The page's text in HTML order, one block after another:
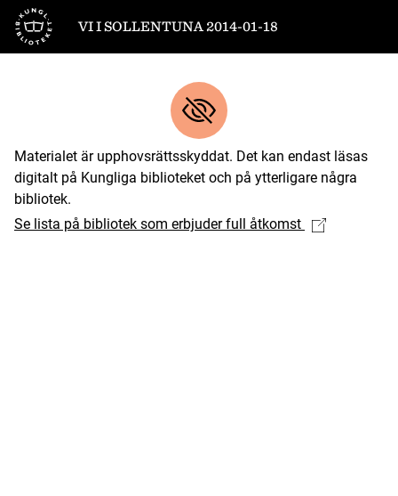
Till startsidan
VI I SOLLENTUNA 2014-01-18
Materialet är upphovsrättsskyddat. Det kan endast läsas
digitalt på Kungliga biblioteket och på ytterligare några
bibliotek.
Se lista på bibliotek som erbjuder full åtkomst